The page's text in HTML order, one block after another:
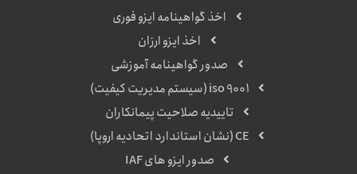
اخذ گواهینامه ایزو فوری
اخذ ایزو ارزان
صدور گواهینامه آموزشی
iso 9001 (سیستم مدیریت کیفیت)
تاییدیه صلاحیت پیمانکاران
CE (نشان استاندارد اتحادیه اروپا)
صدور ایزو های IAF